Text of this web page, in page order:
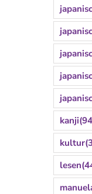
kanji
kultur
lesen